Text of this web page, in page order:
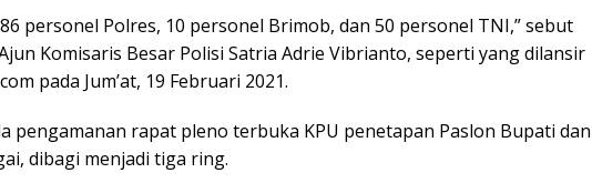
personel Polres, 10 personel Brimob, dan 50 personel TNI,” sebut
Komisaris Besar Polisi Satria Adrie Vibrianto, seperti yang dilansir
pada Jum’at, 19 Februari 2021.
pengamanan rapat pleno terbuka KPU penetapan Paslon Bupati dan
dibagi menjadi tiga ring.